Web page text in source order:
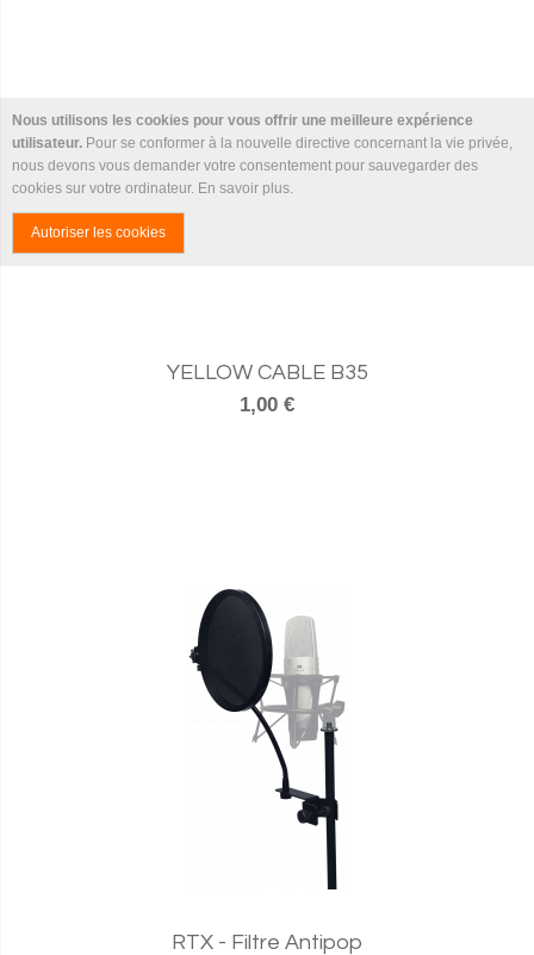
Nous utilisons les cookies pour vous offrir une meilleure expérience
utilisateur. Pour se conformer à la nouvelle directive concernant la vie privée,
nous devons vous demander votre consentement pour sauvegarder des
cookies sur votre ordinateur. En savoir plus
Autoriser les cookies
YELLOW CABLE B35
1,00 €
RTX - Filtre Antipop